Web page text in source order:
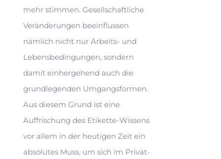
mehr stimmen. Gesellschaftliche
Veränderungen beeinflussen
nämlich nicht nur Arbeits- und
Lebensbedingungen, sondern
damit einhergehend auch die
grundlegenden Umgangsformen.
Aus diesem Grund ist eine
Auffrischung des Etikette-Wissens
vor allem in der heutigen Zeit ein
absolutes Muss, um sich im Privat-